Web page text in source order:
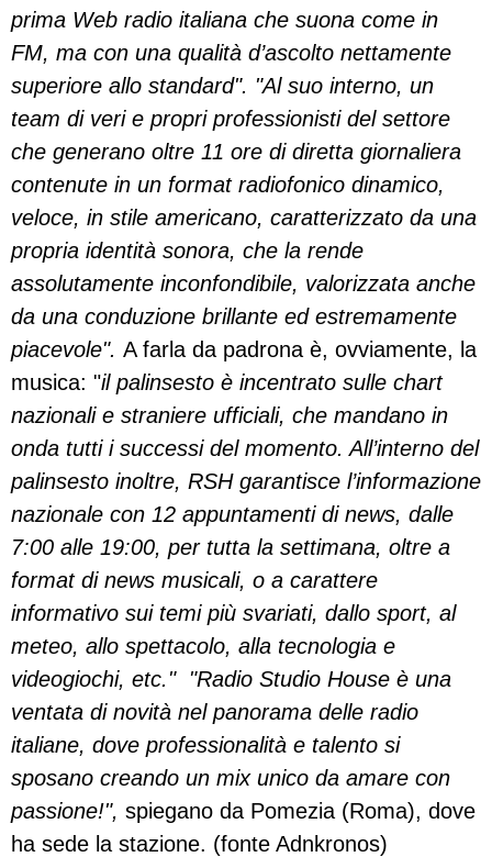
prima Web radio italiana che suona come in
FM, ma con una qualità d’ascolto nettamente
superiore allo standard". "Al suo interno, un
team di veri e propri professionisti del settore
che generano oltre 11 ore di diretta giornaliera
contenute in un format radiofonico dinamico,
veloce, in stile americano, caratterizzato da una
propria identità sonora, che la rende
assolutamente inconfondibile, valorizzata anche
da una conduzione brillante ed estremamente
piacevole". A farla da padrona è, ovviamente, la
musica: "il palinsesto è incentrato sulle chart
nazionali e straniere ufficiali, che mandano in
onda tutti i successi del momento. All’interno del
palinsesto inoltre, RSH garantisce l’informazione
nazionale con 12 appuntamenti di news, dalle
7:00 alle 19:00, per tutta la settimana, oltre a
format di news musicali, o a carattere
informativo sui temi più svariati, dallo sport, al
meteo, allo spettacolo, alla tecnologia e
videogiochi, etc." "Radio Studio House è una
ventata di novità nel panorama delle radio
italiane, dove professionalità e talento si
sposano creando un mix unico da amare con
passione!", spiegano da Pomezia (Roma), dove
ha sede la stazione. (fonte Adnkronos)